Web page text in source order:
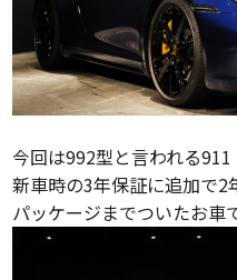
今回は992型と言われる911
新車時の3年保証に追加で2
パッケージまでついたお車